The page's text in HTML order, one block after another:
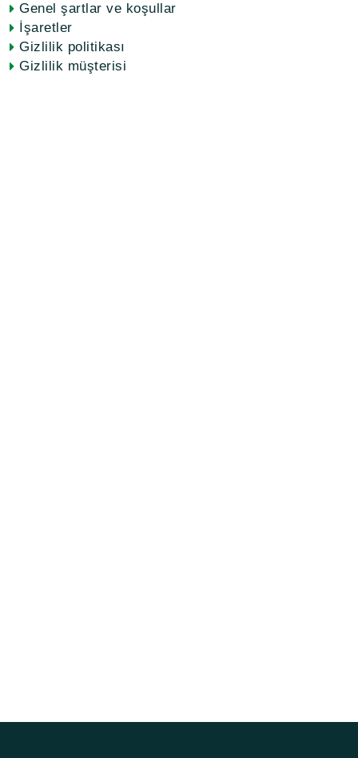
Genel şartlar ve koşullar
İşaretler
Gizlilik politikası
Gizlilik müşterisi